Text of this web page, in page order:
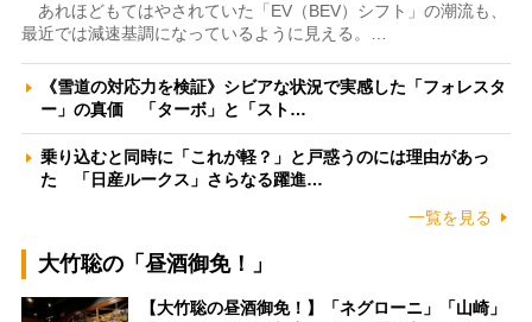
あれほどもてはやされていた「EV（BEV）シフト」の潮流も、
最近では減速基調になっているように見える。…
《雪道の対応力を検証》シビアな状況で実感した「フォレスタ
ー」の真価 「ターボ」と「スト…
乗り込むと同時に「これが軽？」と戸惑うのには理由があっ
た 「日産ルークス」さらなる躍進…
一覧を見る
大竹聡の「昼酒御免！」
【大竹聡の昼酒御免！】「ネグローニ」「山崎」